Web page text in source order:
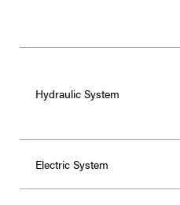
Hydraulic System
Electric System